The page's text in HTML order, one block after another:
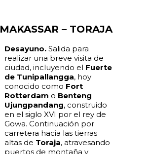
MAKASSAR – TORAJA
Desayuno.Salida para
realizar una breve visita de
ciudad, incluyendo el Fuerte
de Tunipallangga, hoy
conocido como Fort
Rotterdam o Benteng
Ujungpandang, construido
en el siglo XVI por el rey de
Gowa. Continuación por
carretera hacia las tierras
altas de Toraja, atravesando
puertos de montaña y